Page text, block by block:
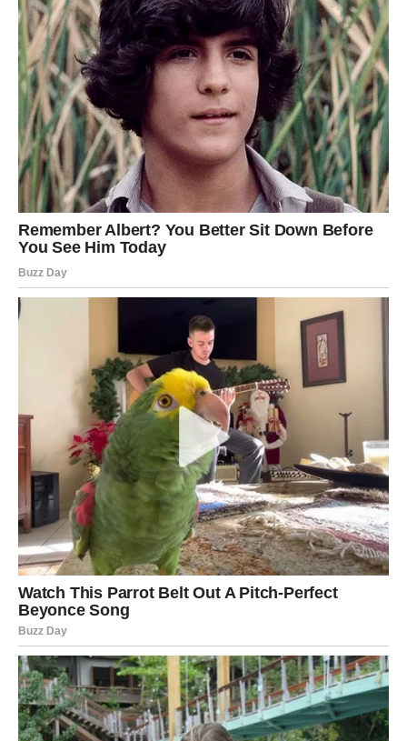
zdravlje tla.
Humane Metode Uklanjanja Krtica
Umjesto da se pribjegne hemijskim sredstvima koja mogu biti
štetna za okolinu, mnogi se odlučuju za humane metode koje
pomažu u rješavanju problema s krticama. Jedna od
najpopularnijih metoda uključuje korištenje plastične boce:
prepolovljena bočica sa grlićem okrenutim nadole može se
postaviti u krtičnjak. Zvukovi koje stvara vjetar prolazeći kroz
otvor mogu odvratiti krtice. Također, vata natopljena limunovim
sokom je još jedan prirodni repelent jer krtice izbjegavaju
intenzivne mirise. Ove metode ne samo da su ekološki
prihvatljive, već i pružaju vlasnicima bašti osjećaj zadovoljstva
jer ne koriste štetne hemikalije.
Alternativne Prirodne Metode
Postoji i nekoliko drugih prirodnih metoda koje se mogu koristiti
za odvraćanje krtica. Na primjer, korištenje mješavine surutke